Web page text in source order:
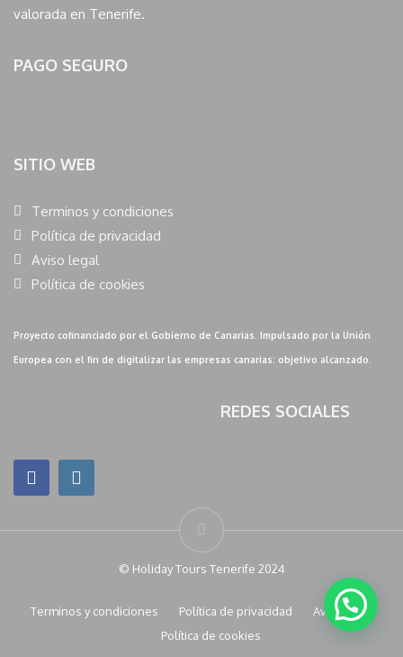
valorada en Tenerife.
PAGO SEGURO
SITIO WEB
Terminos y condiciones
Política de privacidad
Aviso legal
Política de cookies
Proyecto cofinanciado por el Gobierno de Canarias. Impulsado por la Unión
Europea con el fin de digitalizar las empresas canarias: objetivo alcanzado.
REDES SOCIALES
© Holiday Tours Tenerife 2024
Terminos y condiciones Política de privacidad
Aviso legal
Política de cookies